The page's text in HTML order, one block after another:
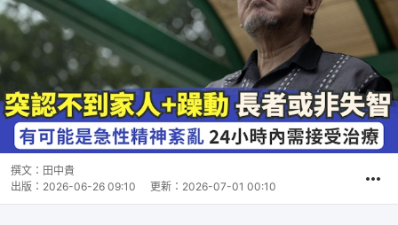
撰文： 田中貴
出版： 2026-06-26 09:10 更新： 2026-07-01 00:10